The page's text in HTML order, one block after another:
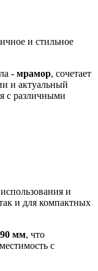
и стильное
- мрамор, сочетает
и актуальный
с различными
и
и для компактных
90 мм, что
с